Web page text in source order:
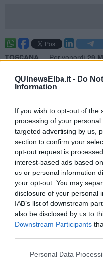
QUInewsElba.it - Do
Information
If you wish to opt-out of the
processing of your
targeted advertising by us,
section to confirm your
opt-out request is
interest-based ads based
us or personal information
your opt-out. You may
disclosure of your personal
IAB’s list of downstream
also be disclosed by us to
Downstream Participants
Personal Data
TOSCANA — Per venerdì 29
private, che coinvolgerà
l'adesione di Cub Trasporti.
nel servizio urbano ed
che il servizio sarà comunque
4,15 e le 8,14 e tra le 12,30 e
Lo sciopero coinvolgerà sia il
impiegati, compresi quelli
lo sciopero è previsto per
La regolarità del servizio dei
nonché la presenza di
adesioni allo sciopero. La
sciopero di 24 ore del 28
Trasporti congiuntamente a